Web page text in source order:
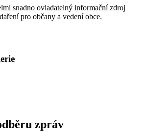
snadno ovladatelný informační zdroj
pro občany a vedení obce.
zpráv